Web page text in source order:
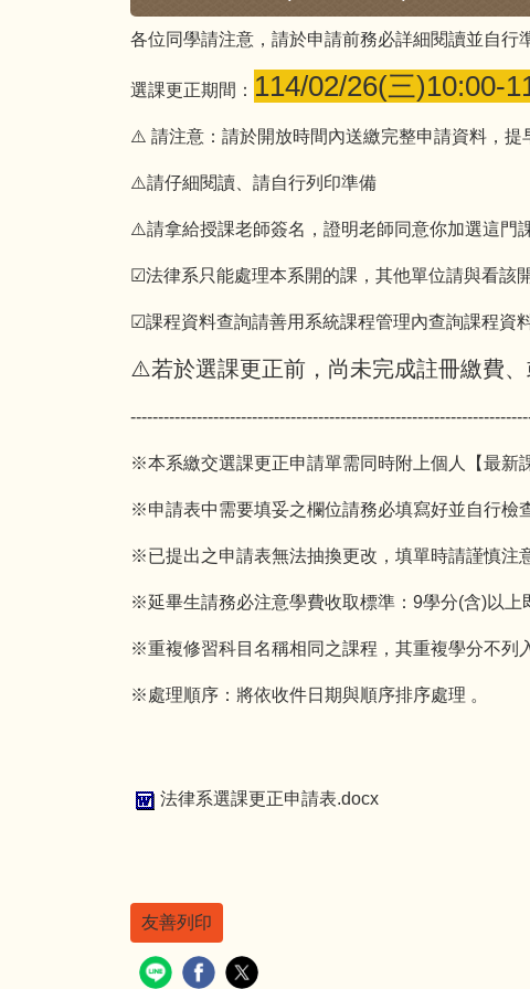
各位同學請注意，請於申請前務必詳細閱讀並自行
選課更正期間： 114/02/26(三)10:00-
⚠️ 請注意：請於開放時間內送繳完整申請資料，
⚠️請仔細閱讀、請自行列印準備
⚠️請拿給授課老師簽名，證明老師同意你加選這門
☑法律系只能處理本系開的課，其他單位請與看該
☑課程資料查詢請善用系統課程管理內查詢課程資
⚠️若於選課更正前，尚未完成註冊繳費
※本系繳交選課更正申請單需同時附上個人【最新
※申請表中需要填妥之欄位請務必填寫好並自行檢
※已提出之申請表無法抽換更改，填單時請謹慎注
※延畢生請務必注意學費收取標準：9學分(含)以上
※重複修習科目名稱相同之課程，其重複學分不列
※處理順序：將依收件日期與順序排序處理 。
法律系選課更正申請表.docx
友善列印